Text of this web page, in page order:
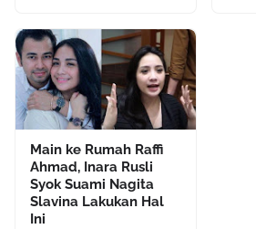
Main ke Rumah Raffi
Ahmad, Inara Rusli
Syok Suami Nagita
Slavina Lakukan Hal
Ini